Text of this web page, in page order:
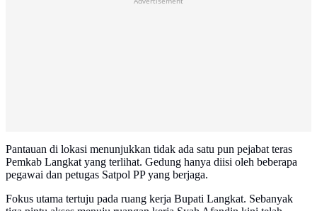
Pantauan di lokasi menunjukkan tidak ada satu pun pejabat teras
Pemkab Langkat yang terlihat. Gedung hanya diisi oleh beberapa
pegawai dan petugas Satpol PP yang berjaga.
Fokus utama tertuju pada ruang kerja Bupati Langkat. Sebanyak